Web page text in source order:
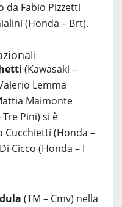
da Fabio Pizzetti
(Honda – Brt).
(Kawasaki –
Lemma
Maimonte
Tre Pini) si è
Cucchietti (Honda –
Cicco (Honda – I
(TM – Cmv) nella